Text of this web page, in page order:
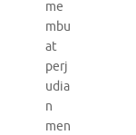
me
mbu
at
perj
udia
n
men